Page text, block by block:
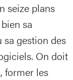
seize plans
sa
gestion des
On doit
former les